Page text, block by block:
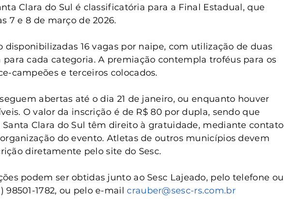
Clara do Sul é classificatória para a Final Estadual, que
7 e 8 de março de 2026.
disponibilizadas 16 vagas por naipe, com utilização de duas
para cada categoria. A premiação contempla troféus para os
campeões e terceiros colocados.
abertas até o dia 21 de janeiro, ou enquanto houver
O valor da inscrição é de R$ 80 por dupla, sendo que
Clara do Sul têm direito à gratuidade, mediante contato
do evento. Atletas de outros municípios devem
diretamente pelo site do Sesc.
podem ser obtidas junto ao Sesc Lajeado, pelo telefone ou
98501-1782, ou pelo e-mail crauber@sesc-rs.com.br